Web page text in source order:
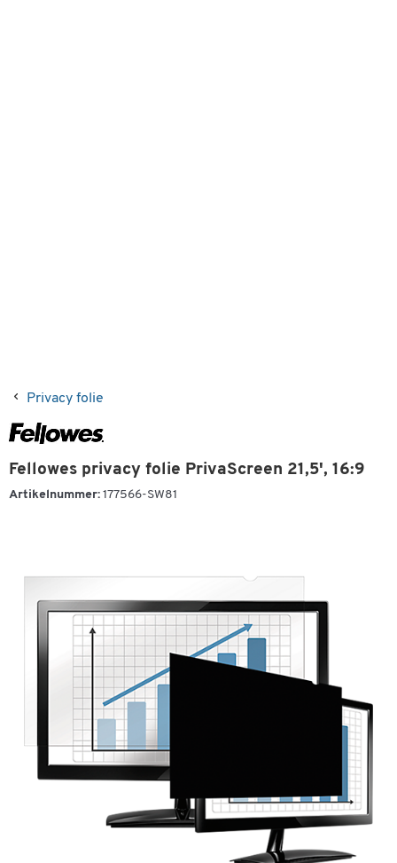
Privacy folie
Fellowes privacy folie PrivaScreen 21,5', 16:9
Artikelnummer: 177566-SW81